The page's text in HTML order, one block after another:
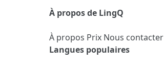
À propos de LingQ
À propos Prix Nous contacter
Langues populaires